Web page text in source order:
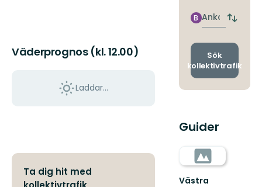
Väderprognos (kl. 12.00)
Laddar...
Ta dig hit med
Ankomst
B
Byt
och
Sök
kollektivtrafik
Guider
Västra